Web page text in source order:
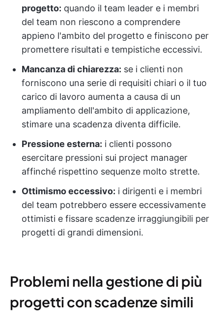
progetto: quando il team leader e i membri
del team non riescono a comprendere
appieno l'ambito del progetto e finiscono per
promettere risultati e tempistiche eccessivi.
Mancanza di chiarezza: se i clienti non
forniscono una serie di requisiti chiari o il tuo
carico di lavoro aumenta a causa di un
ampliamento dell'ambito di applicazione,
stimare una scadenza diventa difficile.
Pressione esterna: i clienti possono
esercitare pressioni sui project manager
affinché rispettino sequenze molto strette.
Ottimismo eccessivo: i dirigenti e i membri
del team potrebbero essere eccessivamente
ottimisti e fissare scadenze irraggiungibili per
progetti di grandi dimensioni.
Problemi nella gestione di più
progetti con scadenze simili